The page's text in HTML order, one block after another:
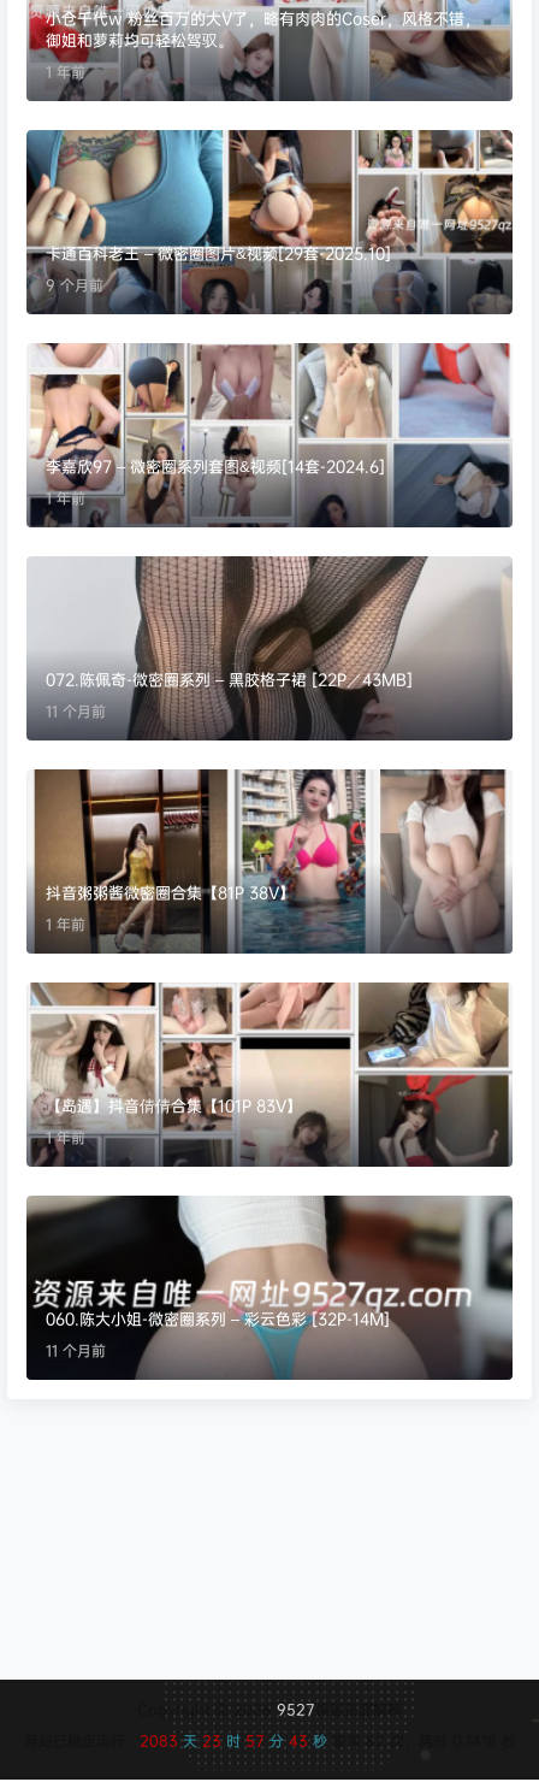
小仓千代w 粉丝百万的大V了，略有肉肉的Coser，风格不错，
御姐和萝莉均可轻松驾驭。
1 年前
卡通百科老王 – 微密圈图片&视频[29套-2025.10]
9 个月前
李嘉欣97 – 微密圈系列套图&视频[14套-2024.6]
1 年前
072.陈佩奇-微密圈系列 – 黑胶格子裙 [22P／43MB]
11 个月前
抖音粥粥酱微密圈合集【81P 38V】
1 年前
【岛遇】抖音倩倩合集【101P 83V】
1 年前
060.陈大小姐-微密圈系列 – 彩云色彩 [32P-14M]
11 个月前
Copyright © 2026 9527 保留资源解释
2083天23时57 分44秒 查询 62 次，耗时 0.1418 秒